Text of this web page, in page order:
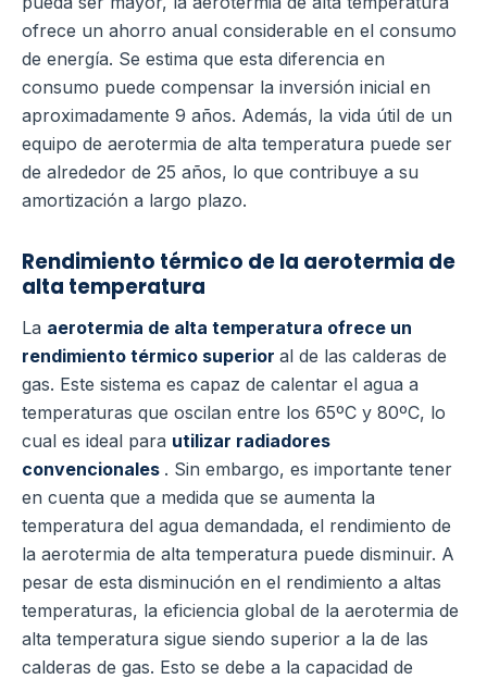
ofrece un ahorro anual considerable en el consumo
de energía. Se estima que esta diferencia en
consumo puede compensar la inversión inicial en
aproximadamente 9 años. Además, la vida útil de un
equipo de aerotermia de alta temperatura puede ser
de alrededor de 25 años, lo que contribuye a su
amortización a largo plazo.
Rendimiento térmico de la aerotermia de
alta temperatura
La aerotermia de alta temperatura ofrece un
rendimiento térmico superior al de las calderas de
gas. Este sistema es capaz de calentar el agua a
temperaturas que oscilan entre los 65ºC y 80ºC, lo
cual es ideal para utilizar radiadores
convencionales . Sin embargo, es importante tener
en cuenta que a medida que se aumenta la
temperatura del agua demandada, el rendimiento de
la aerotermia de alta temperatura puede disminuir. A
pesar de esta disminución en el rendimiento a altas
temperaturas, la eficiencia global de la aerotermia de
alta temperatura sigue siendo superior a la de las
calderas de gas. Esto se debe a la capacidad de